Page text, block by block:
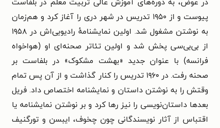
در عوض، به دوره‌های آموزش عالی تربیت معلم در بلفاست
پیوست و از ۱۹۵۰ تدریس در شهر دری را آغاز کرد و هم‌زمان
به نوشتن مشغول شد. اولین نمایشنامهٔ رادیویی‌اش در ۱۹۵۸
از بی‌بی‌سی پخش شد و اولین تئاتر صحنه‌ای‌ او (هواخواه
فرانسه) با عنوان جدید «بهشت مشکوک» در بلفاست بر
صحنه رفت. در ۱۹۶۰ تدریس را کنار گذاشت و از آن پس تمام
وقتش را به نوشتن داستان و نمایشنامه اختصاص داد. فریل
بعدها داستان‌نویسی را نیز رها کرد و بر نوشتن نمایشنامه یا
اقتباس از آثار نویسندگانی چون چخوف، ایبسن و تورگنیف